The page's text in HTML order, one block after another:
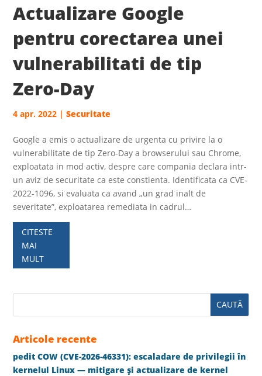
Actualizare Google
pentru corectarea unei
vulnerabilitati de tip
Zero-Day
4 apr. 2022 |Securitate
Google a emis o actualizare de urgenta cu privire la o
vulnerabilitate de tip Zero-Day a browserului sau Chrome,
exploatata in mod activ, despre care compania declara intr-
un aviz de securitate ca este constienta. Identificata ca CVE-
2022-1096, si evaluata ca avand „un grad inalt de
severitate”, exploatarea remediata in cadrul…
CITESTE
MAI
MULT
Articole recente
pedit COW (CVE-2026-46331): escaladare de privilegii în
kernelul Linux — mitigare și actualizare de kernel